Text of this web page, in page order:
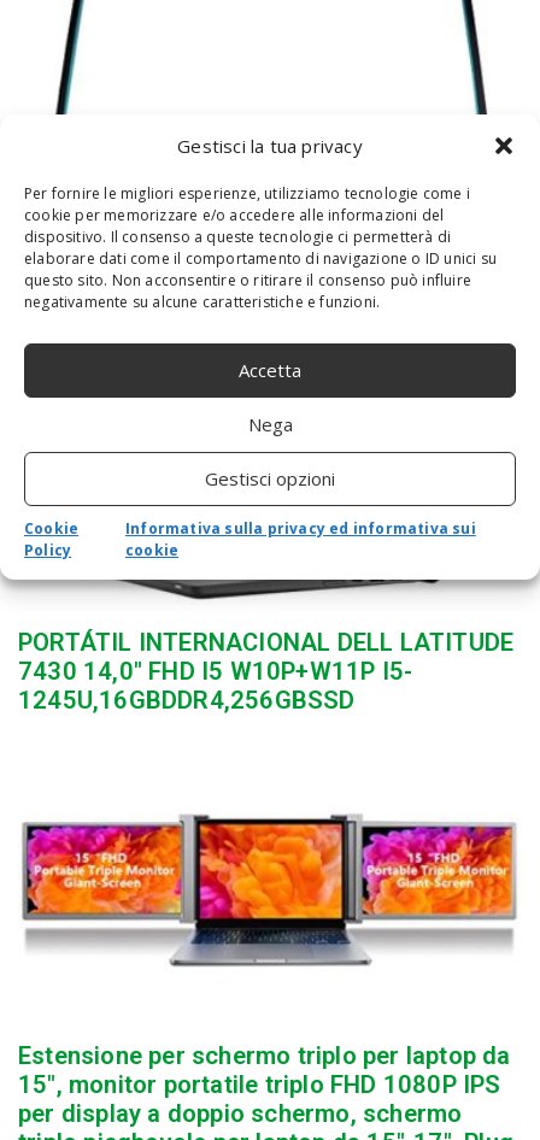
Gestisci la tua privacy
Per fornire le migliori esperienze, utilizziamo tecnologie come i
cookie per memorizzare e/o accedere alle informazioni del
dispositivo. Il consenso a queste tecnologie ci permetterà di
elaborare dati come il comportamento di navigazione o ID unici su
questo sito. Non acconsentire o ritirare il consenso può influire
negativamente su alcune caratteristiche e funzioni.
Accetta
Nega
Gestisci opzioni
Cookie
Policy
Informativa sulla privacy ed informativa sui
cookie
HP L63608-001 Accessori Originale per
Computer Portatile
PORTÁTIL INTERNACIONAL DELL LATITUDE
7430 14,0″ FHD I5 W10P+W11P I5-
1245U,16GBDDR4,256GBSSD
Estensione per schermo triplo per laptop da
15″, monitor portatile triplo FHD 1080P IPS
per display a doppio schermo, schermo